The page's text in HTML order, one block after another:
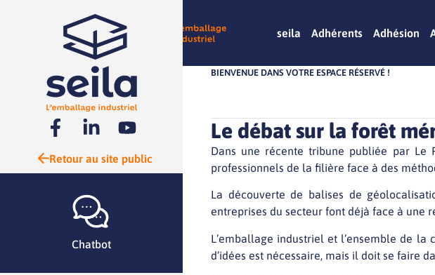
seila Adhérents Adhésion
Retour au site public
Chatbot
BIENVENUE DANS VOTRE ESPACE RÉSERVÉ !
Le débat sur la forêt
Dans une récente tribune publiée par Le
professionnels de la filière face à des
La découverte de balises de
entreprises du secteur font déjà face à une
L’emballage industriel et l’ensemble de la
d’idées est nécessaire, mais il doit se faire